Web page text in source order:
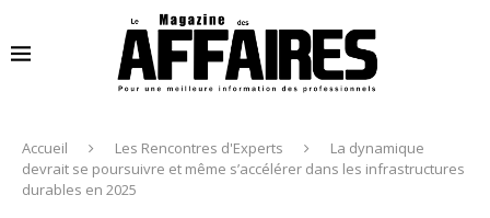
Accueil Les Rencontres d'Experts
La dynamique
devrait se poursuivre et même s’accélérer dans les infrastructures
durables en 2025